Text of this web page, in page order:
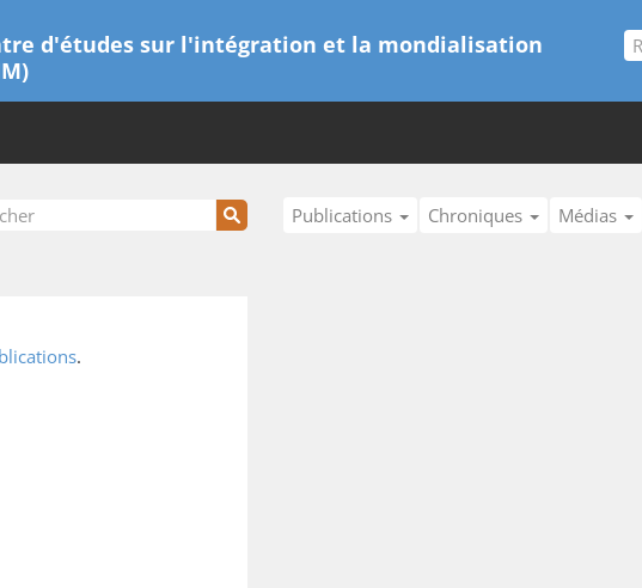
d'études sur l'intégration et la mondialisation
Publications Chroniques Médias
.